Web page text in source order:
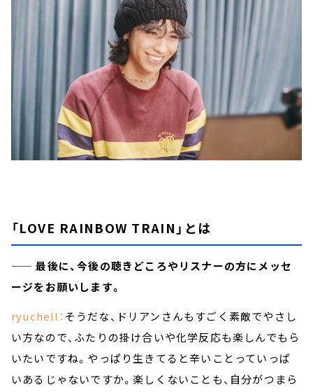
「LOVE RAINBOW TRAIN」とは
—— 最後に、今後の聴きどころやリスナーの方にメッセ
ージをお願いします。
ryuchell：そうだな、ドリアンさんもすごく素敵でやさし
い方なので、ふたりの掛け合いや化学反応も楽しんでもら
いたいですね。やっぱり生きてると辛いことっていっぱ
いあるじゃないですか。楽しくないことも、自分がつまら